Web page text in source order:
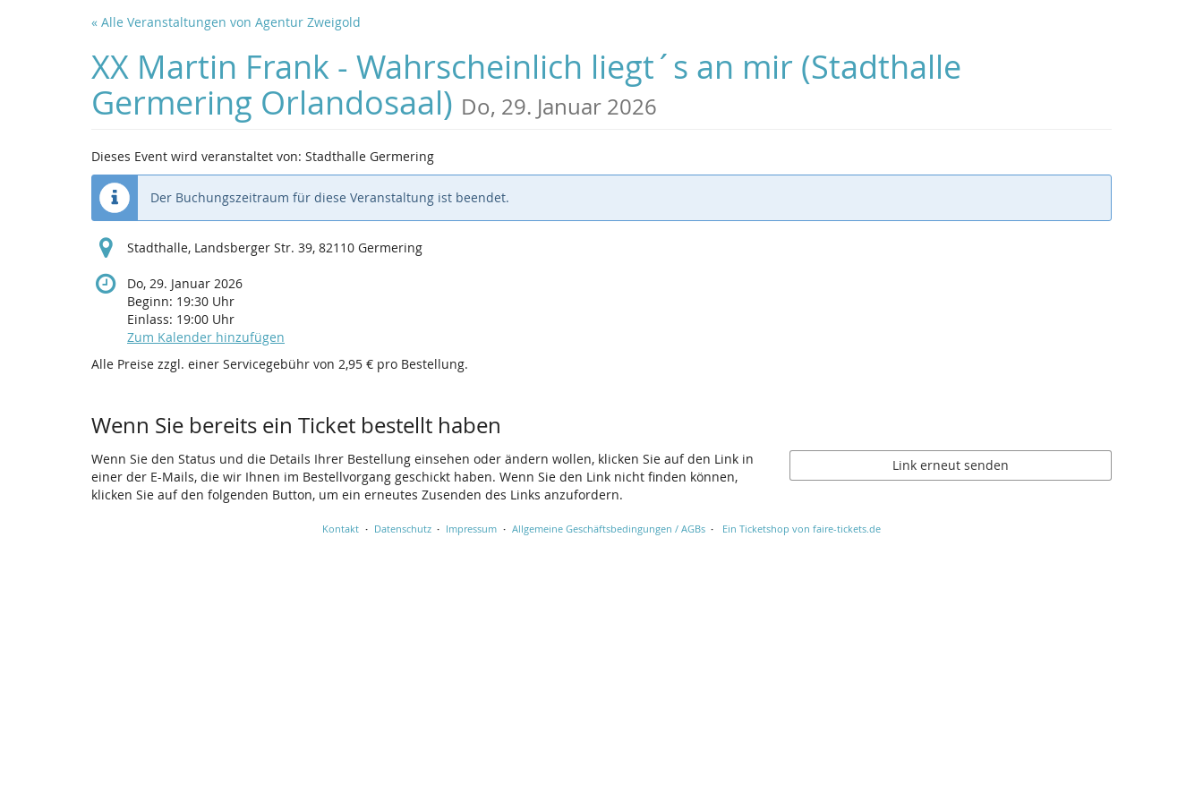
« Alle Veranstaltungen von Agentur Zweigold
XX Martin Frank - Wahrscheinlich liegt´s an mir (Stadthalle
Germering Orlandosaal) Do, 29. Januar 2026
Dieses Event wird veranstaltet von: Stadthalle Germering
Der Buchungszeitraum für diese Veranstaltung ist beendet.
Stadthalle, Landsberger Str. 39, 82110 Germering
Do, 29. Januar 2026
Beginn: 19:30 Uhr
Einlass: 19:00 Uhr
Zum Kalender hinzufügen
Alle Preise zzgl. einer Servicegebühr von 2,95 € pro Bestellung.
Wenn Sie bereits ein Ticket bestellt haben
Wenn Sie den Status und die Details Ihrer Bestellung einsehen oder ändern wollen, klicken Sie auf den Link in
einer der E-Mails, die wir Ihnen im Bestellvorgang geschickt haben. Wenn Sie den Link nicht finden können,
klicken Sie auf den folgenden Button, um ein erneutes Zusenden des Links anzufordern.
Link erneut senden
Kontakt Datenschutz Impressum Allgemeine Geschäftsbedingungen / AGBs Ein Ticketshop von faire-tickets.de